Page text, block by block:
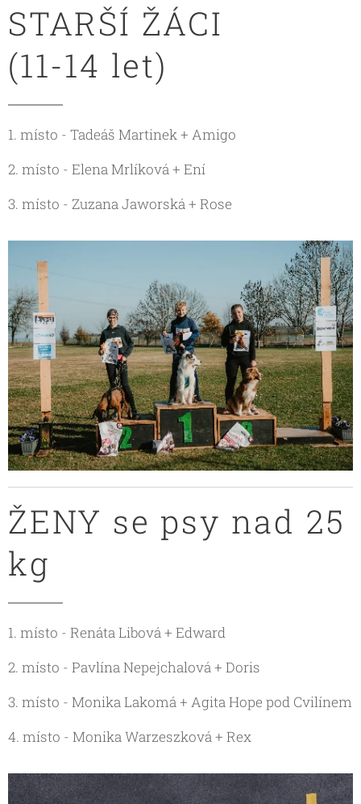
STARŠÍ ŽÁCI
(11-14 let)
1. místo - Tadeáš Martinek + Amigo
2. místo - Elena Mrlíková + Ení
3. místo - Zuzana Jaworská + Rose
ŽENY se psy nad 25
kg
1. místo - Renáta Libová + Edward
2. místo - Pavlína Nepejchalová + Doris
3. místo - Monika Lakomá + Agita Hope pod Cvilínem
4. místo - Monika Warzeszková + Rex